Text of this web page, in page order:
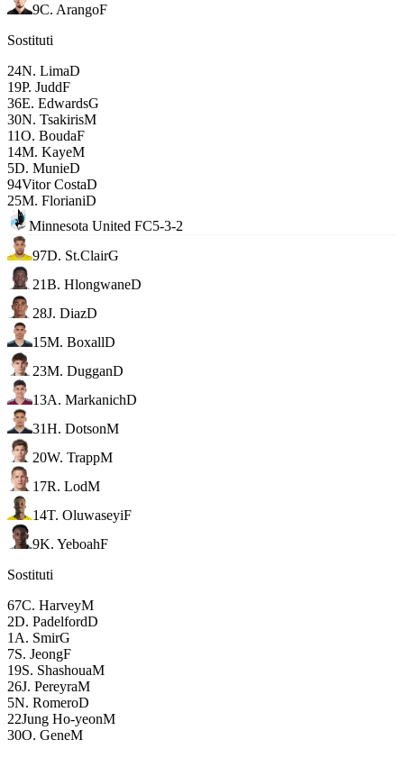
9C. ArangoF
Sostituti
24N. LimaD
19P. JuddF
36E. EdwardsG
30N. TsakirisM
11O. BoudaF
14M. KayeM
5D. MunieD
94Vitor CostaD
25M. FlorianiD
Minnesota United FC5-3-2
97D. St.ClairG
21B. HlongwaneD
28J. DiazD
15M. BoxallD
23M. DugganD
13A. MarkanichD
31H. DotsonM
20W. TrappM
17R. LodM
14T. OluwaseyiF
9K. YeboahF
Sostituti
67C. HarveyM
2D. PadelfordD
1 A. SmirG
7S. JeongF
19S. ShashouaM
26J. PereyraM
5N. RomeroD
22Jung Ho-yeonM
30O. GeneM